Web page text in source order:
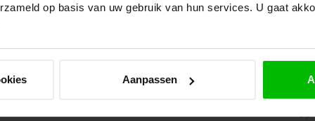
op basis van uw gebruik van hun services. U gaat
Aanpassen
links
Dikte:
Op